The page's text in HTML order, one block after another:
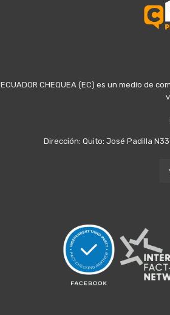
ECUADOR CHEQUEA (EC) es un medio de
Dirección: Quito: José Padilla